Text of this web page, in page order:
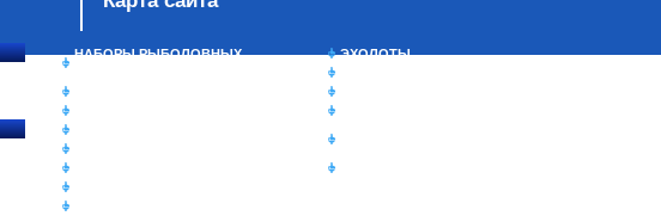
НАБОРЫ РЫБОЛОВНЫХ
ЭХОЛОТЫ